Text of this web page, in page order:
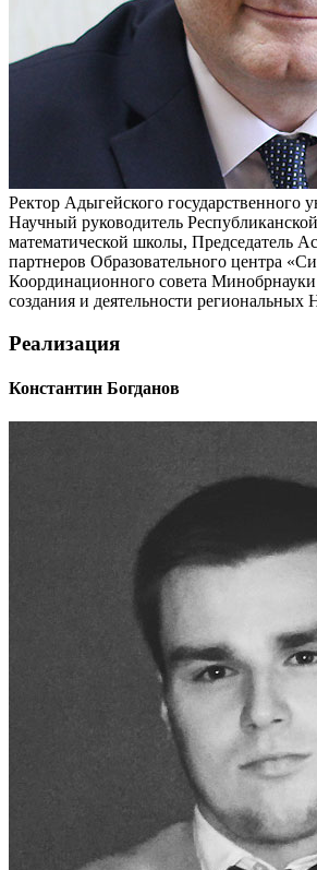
Ректор Адыгейского государственного
Научный руководитель
математической школы, Председатель
партнеров Образовательного центра
Координационного совета
создания и деятельности
Реализация
Константин Богданов